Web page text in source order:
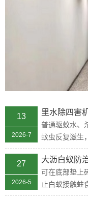
13
2026-7
里水除四害
省心
普通驱蚊水、
蚊虫反复滋生
关键在于找源
27
2026-5
大沥白蚁防
么办
可在底部垫上
止白蚁接触蛀
墙边，尽量移